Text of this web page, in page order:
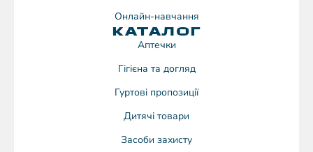
Онлайн-навчання
КАТАЛОГ
Аптечки
Гігієна та догляд
Гуртові пропозиції
Дитячі товари
Засоби захисту